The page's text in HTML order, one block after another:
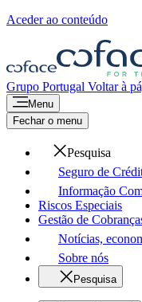
Aceder ao conteúdo
Grupo Portugal Voltar à
Menu
Fechar o menu
Pesquisa
Seguro de
Informação
Riscos Especiais
Gestão de
Notícias,
Sobre nós
Pesquisa